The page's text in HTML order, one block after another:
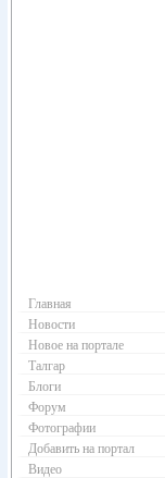
Главная
Новости
Новое на портале
Талгар
Блоги
Форум
Фотографии
Добавить на портал
Видео